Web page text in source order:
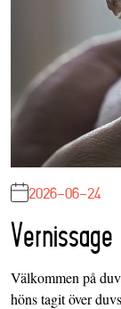
2026-06-24
Välkommen på
höns tagit över